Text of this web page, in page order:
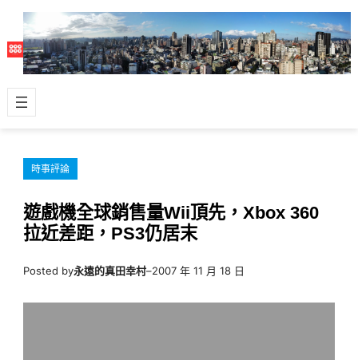
主
容
時事評論
遊戲機全球銷售量Wii頂先，Xbox 360
拉近差距，PS3仍居末
Posted by永遠的真田幸村–2007 年 11 月 18 日